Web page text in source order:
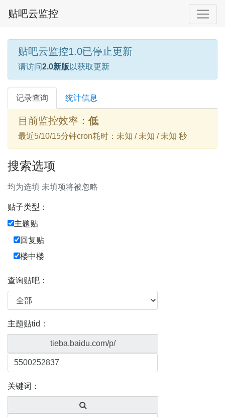
贴吧云监控
贴吧云监控1.0已停止更新
请访问2.0新版 以获取更新
记录查询 统计信息
目前监控效率： 低
最近5/10/15分钟cron耗时：未知 / 未知 / 未知 秒
搜索选项
均为选填 未填项将被忽略
贴子类型：
主题贴
回复贴
楼中楼
查询贴吧：
主题贴tid：
tieba.baidu.com/p/
关键词：